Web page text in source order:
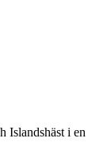
Islandshäst i en